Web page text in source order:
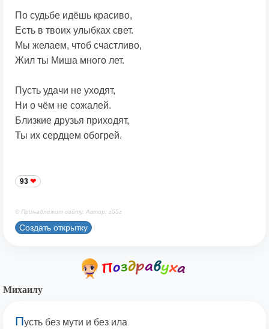
По судьбе идёшь красиво,
Есть в твоих улыбках свет.
Мы желаем, чтоб счастливо,
Жил ты Миша много лет.
Пусть удачи не уходят,
Ни о чём не сожалей.
Близкие друзья приходят,
Ты их сердцем обогрей.
93
© Принадлежит сайту. Автор: z55z
Создать открытку
Михаилу
Пусть без мути и без ила